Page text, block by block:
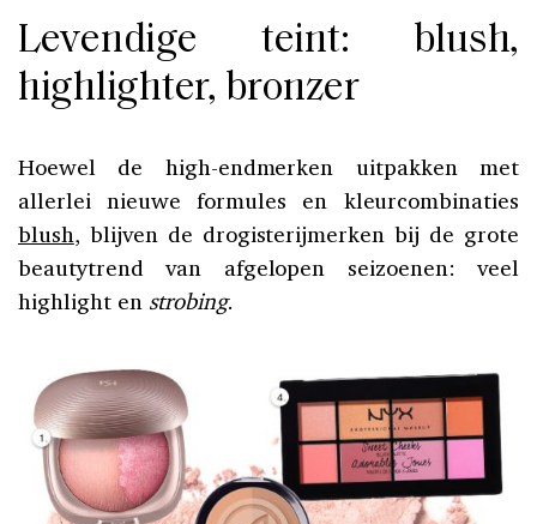
Levendige teint: blush,
highlighter, bronzer
Hoewel de high-endmerken uitpakken met
allerlei nieuwe formules en kleurcombinaties
blush, blijven de drogisterijmerken bij de grote
beautytrend van afgelopen seizoenen: veel
highlight en strobing.